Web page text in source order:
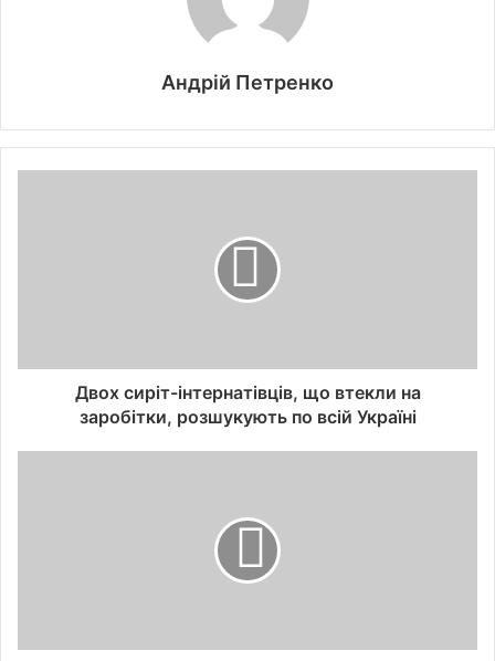
Андрій Петренко
Двох сиріт-інтернатівців, що втекли на
заробітки, розшукують по всій Україні